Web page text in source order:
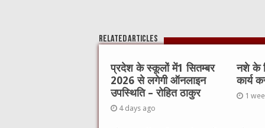
Related Articles
प्रदेश के स्कूलों में1 सितम्बर
2026 से लगेगी ऑनलाइन
उपस्थिति – रोहित ठाकुर
4 days ago
नशे के
कार्य
1